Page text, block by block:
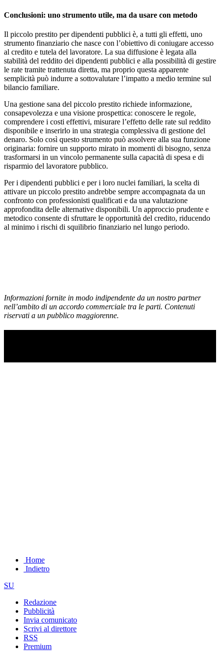
Conclusioni: uno strumento utile, ma da usare con metodo
Il piccolo prestito per dipendenti pubblici è, a tutti gli effetti, uno
strumento finanziario che nasce con l’obiettivo di coniugare accesso
al credito e tutela del lavoratore. La sua diffusione è legata alla
stabilità del reddito dei dipendenti pubblici e alla possibilità di gestire
le rate tramite trattenuta diretta, ma proprio questa apparente
semplicità può indurre a sottovalutare l’impatto a medio termine sul
bilancio familiare.
Una gestione sana del piccolo prestito richiede informazione,
consapevolezza e una visione prospettica: conoscere le regole,
comprendere i costi effettivi, misurare l’effetto delle rate sul reddito
disponibile e inserirlo in una strategia complessiva di gestione del
denaro. Solo così questo strumento può assolvere alla sua funzione
originaria: fornire un supporto mirato in momenti di bisogno, senza
trasformarsi in un vincolo permanente sulla capacità di spesa e di
risparmio del lavoratore pubblico.
Per i dipendenti pubblici e per i loro nuclei familiari, la scelta di
attivare un piccolo prestito andrebbe sempre accompagnata da un
confronto con professionisti qualificati e da una valutazione
approfondita delle alternative disponibili. Un approccio prudente e
metodico consente di sfruttare le opportunità del credito, riducendo
al minimo i rischi di squilibrio finanziario nel lungo periodo.
Informazioni fornite in modo indipendente da un nostro partner
nell’ambito di un accordo commerciale tra le parti. Contenuti
riservati a un pubblico maggiorenne.
Home
Indietro
SU
Redazione
Pubblicità
Invia comunicato
Scrivi al direttore
RSS
Premium